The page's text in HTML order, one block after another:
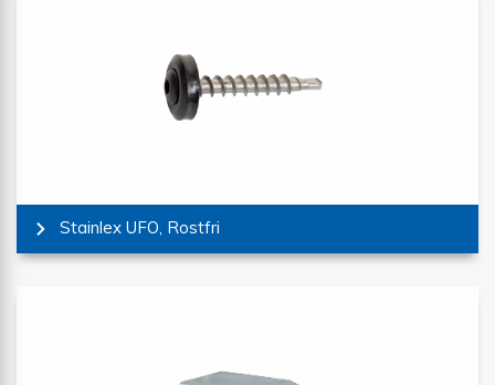
Stainlex UFO, Rostfri